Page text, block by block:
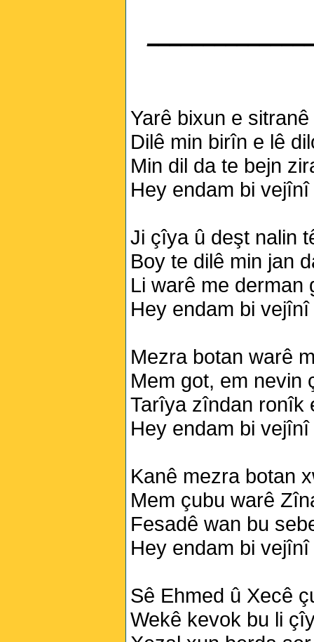
Yarê bixun e
Dilê min birîn e lê
Min dil da te bejn
Hey endam bi
Ji çîya û deşt nalin
Boy te dilê min jan
Li warê me derman
Hey endam bi
Mezra botan warê
Mem got, em nevin
Tarîya zîndan ronîk
Hey endam bi
Kanê mezra botan
Mem çubu warê
Fesadê wan bu
Hey endam bi
Sê Ehmed û Xecê
Wekê kevok bu li